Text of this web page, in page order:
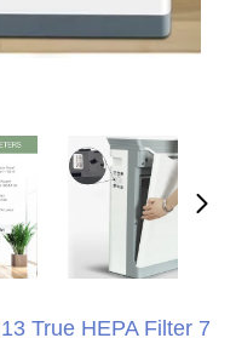
True HEPA Filter 7